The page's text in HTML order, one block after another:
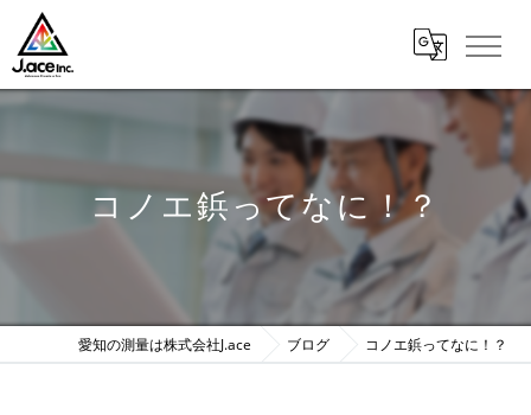
コノエ鋲ってなに！？
愛知の測量は株式会社J.ace ブログ コノエ鋲ってなに！？